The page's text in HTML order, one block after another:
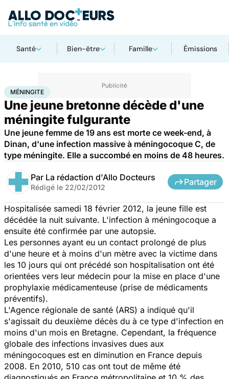
Santé Bien-être Famille Émissions
AccueilSanté Médicaments Méningite
MÉNINGITE
Une jeune bretonne décède d'une
méningite fulgurante
Une jeune femme de 19 ans est morte ce week-end, à
Dinan, d'une infection massive à méningocoque C, de
type méningite. Elle a succombé en moins de 48 heures.
Par La rédaction d'Allo Docteurs
Rédigé le 22/02/2012
Partager
Hospitalisée samedi 18 février 2012, la jeune fille est
décédée la nuit suivante. L'infection à méningocoque a
ensuite été confirmée par une autopsie.
Les personnes ayant eu un contact prolongé de plus
d'une heure et à moins d'un mètre avec la victime dans
les 10 jours qui ont précédé son hospitalisation ont été
orientées vers leur médecin pour la mise en place d'une
prophylaxie médicamenteuse (prise de médicaments
préventifs).
L'Agence régionale de santé (ARS) a indiqué qu'il
s'agissait du deuxième décès du à ce type d'infection en
moins d'un mois en Bretagne. Cependant, la fréquence
globale des infections invasives dues aux
méningocoques est en diminution en France depuis
2008. En 2010, 510 cas ont tout de même été